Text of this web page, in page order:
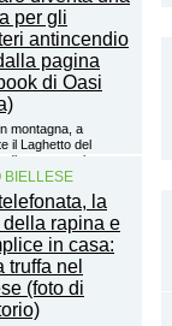
montagna, a
il Laghetto del
diventa una risorsa
antincendio
BIELLESE